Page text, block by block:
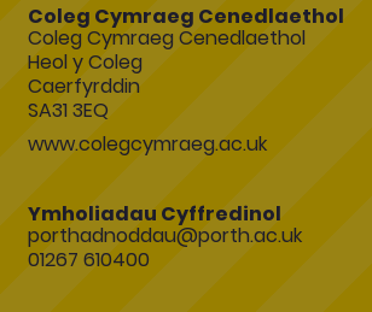
Coleg Cymraeg Cenedlaethol
Coleg Cymraeg Cenedlaethol
Heol y Coleg
Caerfyrddin
SA31 3EQ
www.colegcymraeg.ac.uk
Ymholiadau Cyffredinol
porthadnoddau@porth.ac.uk
01267 610400